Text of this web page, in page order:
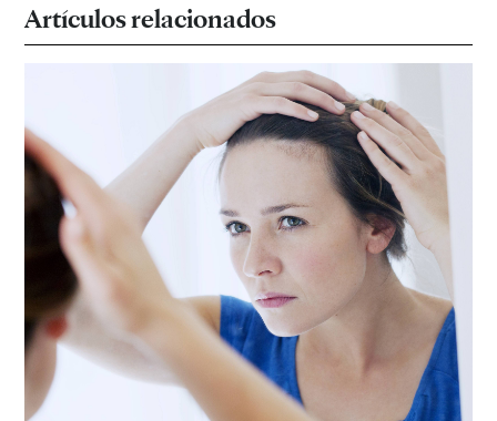
Artículos relacionados